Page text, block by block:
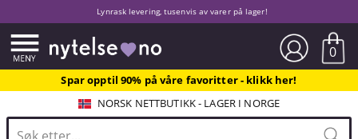
Lynrask levering, tusenvis av varer på lager!
0
Spar opptil 90% på våre favoritter - klikk her!
NORSK NETTBUTIKK - LAGER I NORGE